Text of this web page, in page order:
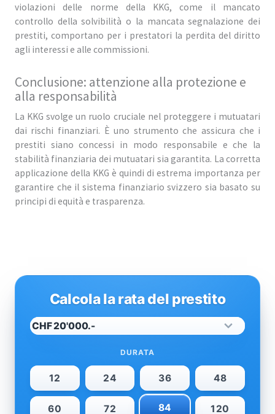
violazioni delle norme della KKG, come il mancato
controllo della solvibilità o la mancata segnalazione dei
prestiti, comportano per i prestatori la perdita del diritto
agli interessi e alle commissioni.
Conclusione: attenzione alla protezione e
alla responsabilità
La KKG svolge un ruolo cruciale nel proteggere i mutuatari
dai rischi finanziari. È uno strumento che assicura che i
prestiti siano concessi in modo responsabile e che la
stabilità finanziaria dei mutuatari sia garantita. La corretta
applicazione della KKG è quindi di estrema importanza per
garantire che il sistema finanziario svizzero sia basato su
principi di equità e trasparenza.
Calcola la rata del prestito
DURATA
12 24 36 48
60 72 84 120